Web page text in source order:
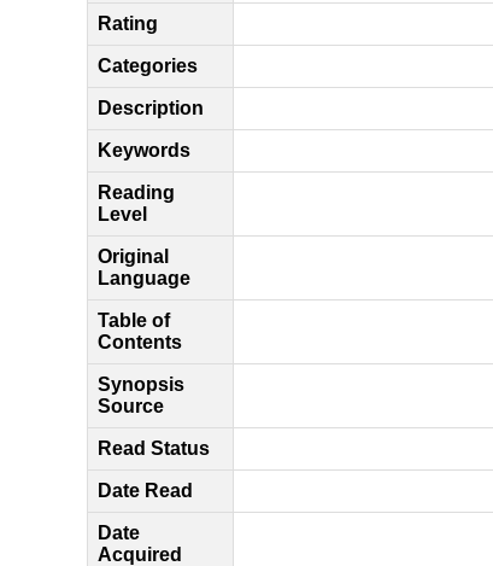
Rating
Categories
Description
Keywords
Reading
Level
Original
Language
Table of
Contents
Synopsis
Source
Read Status
Date Read
Date
Acquired